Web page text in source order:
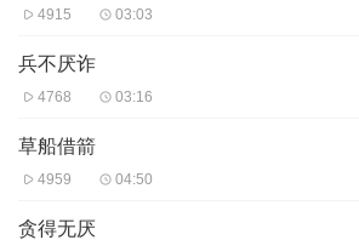
4915 03:03
兵不厌诈
4768 03:16
草船借箭
4959 04:50
贪得无厌